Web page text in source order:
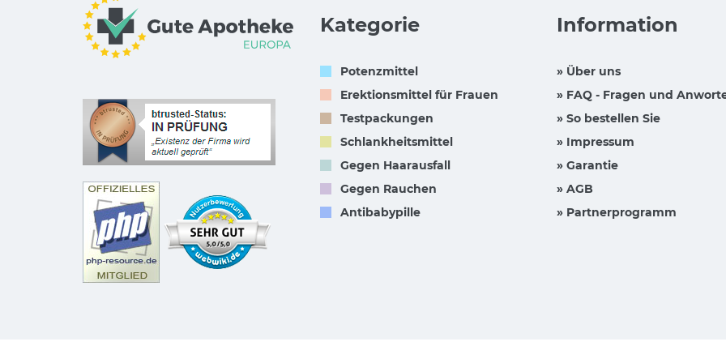
Kategorie
Potenzmittel
Erektionsmittel für Frauen
Testpackungen
Schlankheitsmittel
Gegen Haarausfall
Gegen Rauchen
Antibabypille
Information
» Über uns
» FAQ - Fragen und
» So bestellen Sie
» Impressum
» Garantie
» AGB
» Partnerprogramm